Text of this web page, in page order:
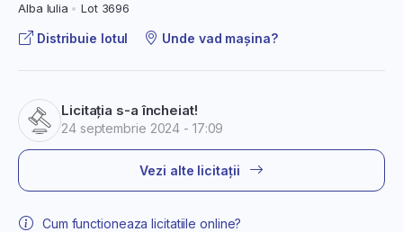
Alba Iulia Lot 3696
Distribuie lotul Unde vad mașina?
Licitația s-a încheiat!
24 septembrie 2024 - 17:09
Vezi alte licitații
Cum functioneaza licitatiile online?